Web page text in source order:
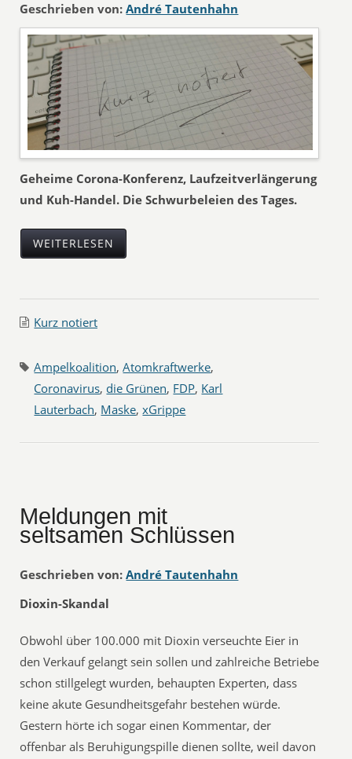
Geschrieben von: André Tautenhahn
Geheime Corona-Konferenz, Laufzeitverlängerung
und Kuh-Handel. Die Schwurbeleien des Tages.
WEITERLESEN
Kurz notiert
Ampelkoalition,Atomkraftwerke,
Coronavirus, die Grünen, FDP, Karl
Lauterbach, Maske,xGrippe
Meldungen mit
seltsamen Schlüssen
Geschrieben von: André Tautenhahn
Dioxin-Skandal
Obwohl über 100.000 mit Dioxin verseuchte Eier in
den Verkauf gelangt sein sollen und zahlreiche Betriebe
schon stillgelegt wurden, behaupten Experten, dass
keine akute Gesundheitsgefahr bestehen würde.
Gestern hörte ich sogar einen Kommentar, der
offenbar als Beruhigungspille dienen sollte, weil davon